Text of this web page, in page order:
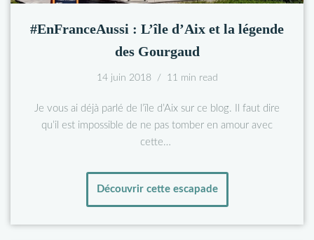
#EnFranceAussi : L’île d’Aix et la légende
des Gourgaud
14 juin 2018 11 min read
Je vous ai déjà parlé de l’ïle d’Aix sur ce blog. Il faut dire
qu’il est impossible de ne pas tomber en amour avec
cette…
Découvrir cette escapade